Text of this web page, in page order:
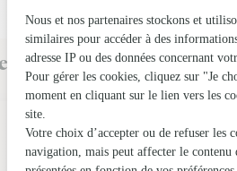
un fleuriste Interflora à